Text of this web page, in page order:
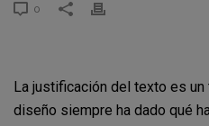
0
La justificación del texto es
diseño siempre ha dado qué